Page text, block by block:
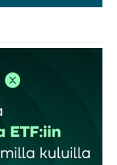
(1)
”Buffettin
Hän siirtyi
johdosta eikä